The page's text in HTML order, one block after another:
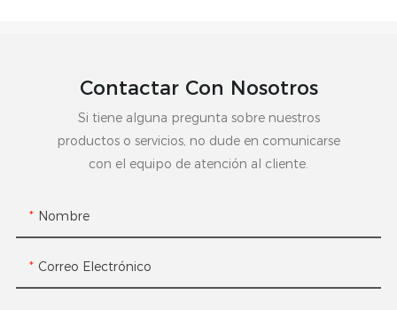
Contactar Con Nosotros
Si tiene alguna pregunta sobre nuestros
productos o servicios, no dude en comunicarse
con el equipo de atención al cliente.
Nombre
Correo Electrónico